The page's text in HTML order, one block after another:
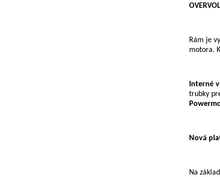
Rám je
motora.
Interné
trubky
Nová
Na